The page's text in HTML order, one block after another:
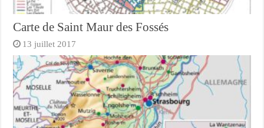
Carte de Saint Maur des Fossés
13 juillet 2017